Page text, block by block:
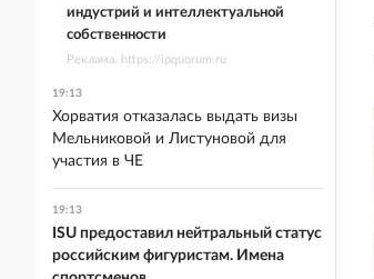
индустрий и интеллектуальной
собственности
Реклама. https://ipquorum.ru
19:13
Хорватия отказалась выдать визы
Мельниковой и Листуновой для
участия в ЧЕ
19:13
ISU предоставил нейтральный статус
российским фигуристам. Имена